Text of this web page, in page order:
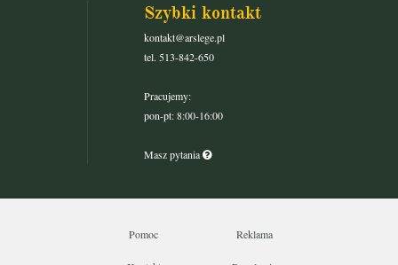
Szybki kontakt
kontakt@arslege.pl
tel. 513-842-650
Pracujemy:
pon-pt: 8:00-16:00
Masz pytania
Pomoc Reklama